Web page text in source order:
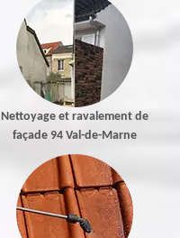
Nettoyage et ravalement de
façade 94 Val-de-Marne